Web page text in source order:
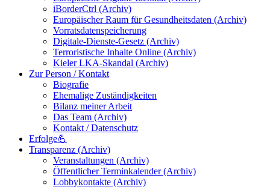
iBorderCtrl (Archiv)
Europäischer Raum für Gesundheitsdaten (Archiv)
Vorratsdatenspeicherung
Digitale-Dienste-Gesetz (Archiv)
Terroristische Inhalte Online (Archiv)
Kieler LKA-Skandal (Archiv)
Zur Person / Kontakt
Biografie
Ehemalige Zuständigkeiten
Bilanz meiner Arbeit
Das Team (Archiv)
Kontakt / Datenschutz
Erfolge💪
Transparenz (Archiv)
Veranstaltungen (Archiv)
Öffentlicher Terminkalender (Archiv)
Lobbykontakte (Archiv)